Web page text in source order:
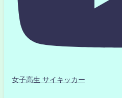
女子高生 サイキッカー